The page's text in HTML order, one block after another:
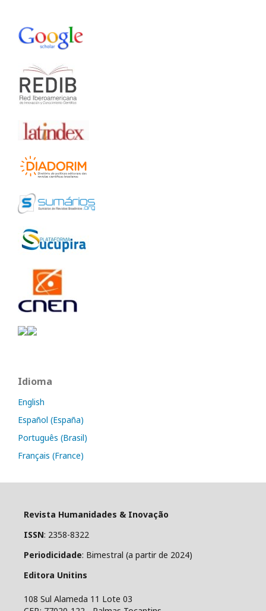
Idioma
English
Español (España)
Português (Brasil)
Français (France)
Revista Humanidades & Inovação
ISSN: 2358-8322
Periodicidade: Bimestral (a partir de 2024)
Editora Unitins
108 Sul Alameda 11 Lote 03